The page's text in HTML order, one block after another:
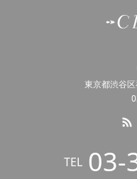
東京都渋谷
TEL 03-